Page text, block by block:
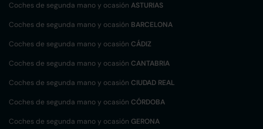
Coches de segunda mano y ocasión ASTURIAS
Coches de segunda mano y ocasión BARCELONA
Coches de segunda mano y ocasión CÁDIZ
Coches de segunda mano y ocasión CANTABRIA
Coches de segunda mano y ocasión CIUDAD REAL
Coches de segunda mano y ocasión CÓRDOBA
Coches de segunda mano y ocasión GERONA